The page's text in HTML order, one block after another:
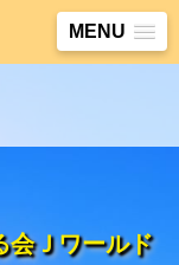
MENU
Ｊワールド